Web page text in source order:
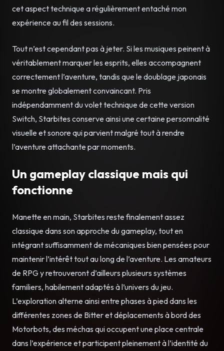
cet aspect technique a régulièrement entaché mon
expérience au fil des sessions.
Tout n’est cependant pas à jeter. Si les musiques peinent à
véritablement marquer les esprits, elles accompagnent
correctement l’aventure, tandis que le doublage japonais
se montre globalement convaincant. Pris
indépendamment du volet technique de cette version
Switch, Starbites conserve ainsi une certaine personnalité
visuelle et sonore qui parvient malgré tout à rendre
l’aventure attachante par moments.
Un gameplay classique mais qui
fonctionne
Manette en main, Starbites reste finalement assez
classique dans son approche du gameplay, tout en
intégrant suffisamment de mécaniques bien pensées pour
maintenir l’intérêt tout au long de l’aventure. Les amateurs
de RPG y retrouveront d’ailleurs plusieurs systèmes
familiers, habilement adaptés à l’univers du jeu.
L’exploration alterne ainsi entre phases à pied dans les
différentes zones de Bitter et déplacements à bord des
Motorbots, des méchas qui occupent une place centrale
dans l’expérience et participent pleinement à l’identité du